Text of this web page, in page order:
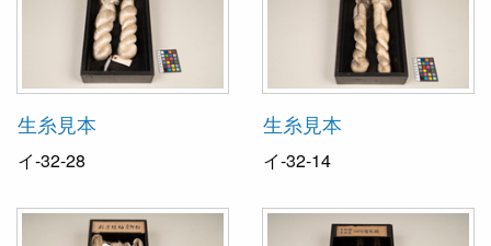
生糸見本
イ-32-28
生糸見本
イ-32-14